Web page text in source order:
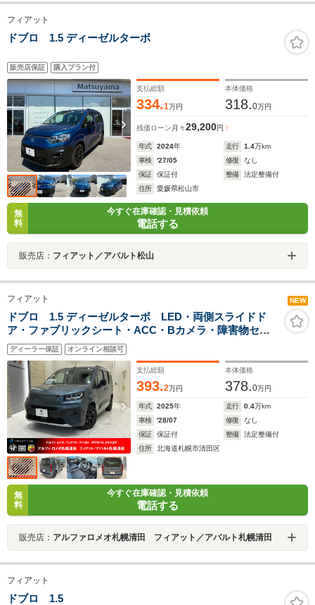
フィアット
ドブロ 1.5 ディーゼルターボ
販売店保証 購入プラン付
支払総額
334.1万円
本体価格
318.0万円
残価ローン 月々29,200円
年式 2024年 走行 1.4万km
車検
'27/05 修復
なし
保証
保証付 整備
法定整備付
住所
愛媛県松山市
無
料
今すぐ在庫確認・見積依頼
電話する
販売店： フィアット／アバルト松山
フィアット NEW
ドブロ 1.5 ディーゼルターボ LED・両側スライドド
ア・ファブリックシート・ACC・Bカメラ・障害物セン
サー・ディーゼル・ステアリングヒーター
ディーラー保証 オンライン相談可
支払総額
393.2万円
本体価格
378.0万円
年式 2025年 走行 0.4万km
車検
'28/07 修復
なし
保証
保証付 整備
法定整備付
住所
北海道札幌市清田区
無
料
今すぐ在庫確認・見積依頼
電話する
販売店： アルファロメオ札幌清田 フィアット／アバルト札幌清田
フィアット
ドブロ 1.5